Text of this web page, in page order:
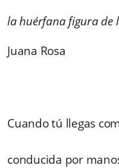
la huérfana figura de
Juana Rosa
Cuando tú llegas
conducida por